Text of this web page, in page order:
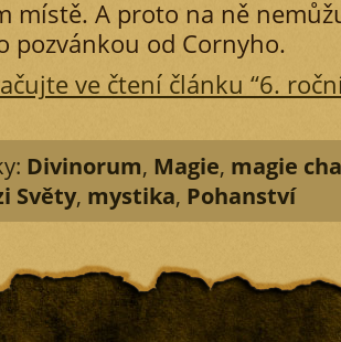
místě. A proto na ně
pozvánkou od Cornyho.
ve čtení článku “6.
Divinorum, Magie, magie
Světy, mystika, Pohanství